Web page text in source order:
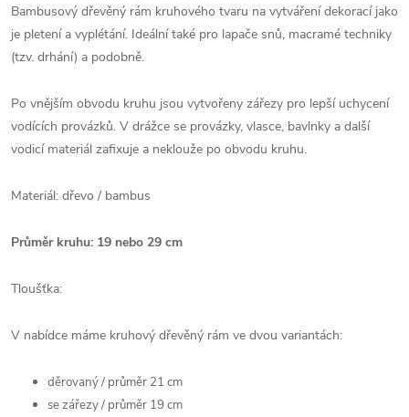
Bambusový dřevěný rám kruhového tvaru na vytváření dekorací jako
je pletení a vyplétání. Ideální také pro lapače snů, macramé techniky
(tzv. drhání) a podobně.
Po vnějším obvodu kruhu jsou vytvořeny zářezy pro lepší uchycení
vodících provázků. V drážce se provázky, vlasce, bavlnky a další
vodicí materiál zafixuje a neklouže po obvodu kruhu.
Materiál: dřevo / bambus
Průměr kruhu: 19 nebo 29 cm
Tloušťka:
V nabídce máme kruhový dřevěný rám ve dvou variantách:
děrovaný / průměr 21 cm
se zářezy / průměr 19 cm